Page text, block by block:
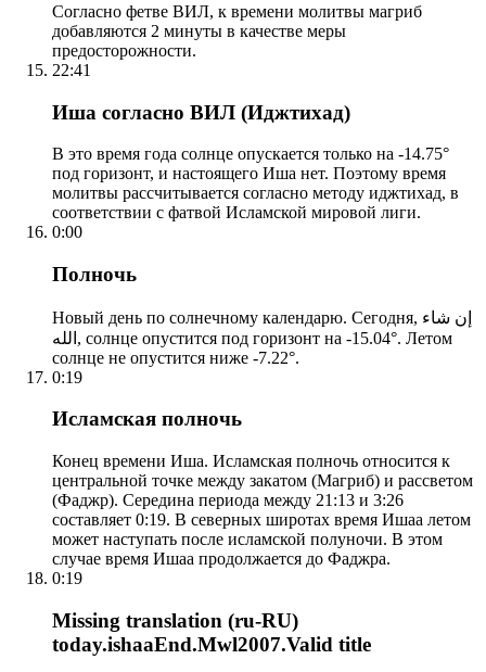
Согласно фетве ВИЛ, к времени молитвы магриб
добавляются 2 минуты в качестве меры
предосторожности.
22:41
Иша согласно ВИЛ (Иджтихад)
В это время года солнце опускается только на -14.75°
под горизонт, и настоящего Иша нет. Поэтому время
молитвы рассчитывается согласно методу иджтихад, в
соответствии с фатвой Исламской мировой лиги.
0:00
Полночь
Новый день по солнечному календарю. Сегодня, إن شاء
الله, солнце опустится под горизонт на -15.04°. Летом
солнце не опустится ниже -7.22°.
0:19
Исламская полночь
Конец времени Иша. Исламская полночь относится к
центральной точке между закатом (Магриб) и рассветом
(Фаджр). Середина периода между 21:13 и 3:26
составляет 0:19. В северных широтах время Ишаа летом
может наступать после исламской полуночи. В этом
случае время Ишаа продолжается до Фаджра.
0:19
Missing translation (ru-RU)
today.ishaaEnd.Mwl2007.Valid title